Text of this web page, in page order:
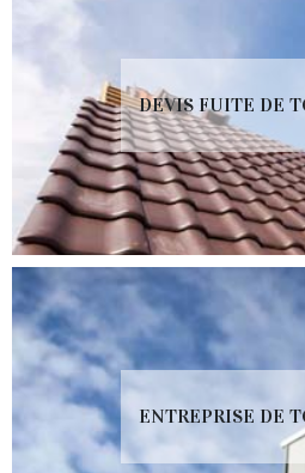
DEVIS FUITE DE
ENTREPRISE DE